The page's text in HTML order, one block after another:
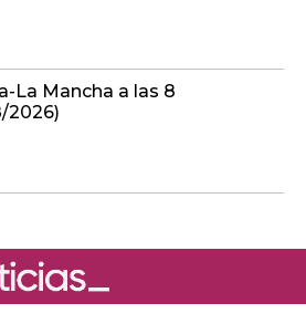
La Mancha a las 8
2026)